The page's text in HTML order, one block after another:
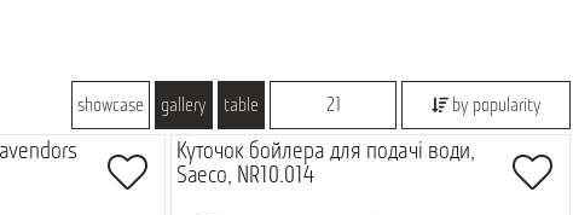
by popularity
21
table
gallery
showcase
Куточок бойлера для подачі води,
Saeco, NR10.014